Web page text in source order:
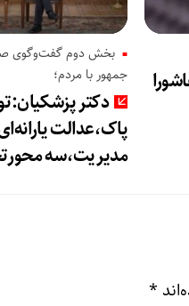
بخش دوم گفت‌وگوی
جمهور با مردم؛
دکتر
پاک،عدالت
مدیریت،سه
*